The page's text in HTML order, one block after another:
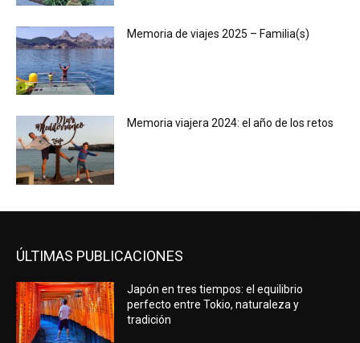
Memoria de viajes 2025 – Familia(s)
Memoria viajera 2024: el año de los retos
ÚLTIMAS PUBLICACIONES
Japón en tres tiempos: el equilibrio
perfecto entre Tokio, naturaleza y
tradición